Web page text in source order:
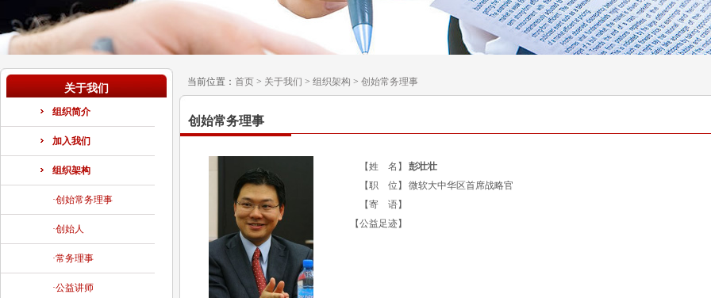
关于我们
组织简介
加入我们
组织架构
·创始常务理事
·创始人
·常务理事
·公益讲师
当前位置： 首页 > 关于我们 > 组织架构 > 创始常务理事
创始常务理事
【姓 名】
彭壮壮
【职 位】
微软大中华区首席战略官
【寄 语】
【公益足迹】